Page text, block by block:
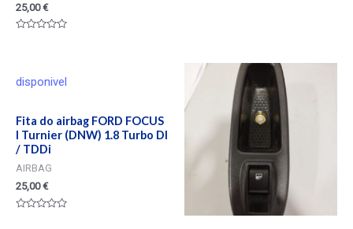
25,00€
5
disponivel
Fita do airbag FORD FOCUS
I Turnier (DNW) 1.8 Turbo DI
/ TDDi
AIRBAG
25,00€